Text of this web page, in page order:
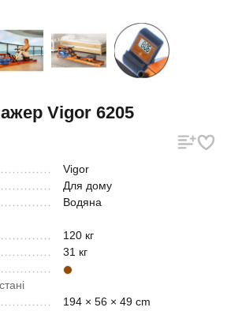
Vigor 6205
Vigor
Для дому
Водяна
120 кг
31 кг
194 × 56 × 49 cm